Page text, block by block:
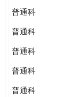
民。
TODAY
普通科
普通科
普通科
普通科
普通科